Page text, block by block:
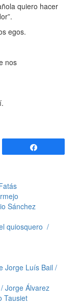
quiero hacer
egos.
nos
Sánchez
quiosquero /
Jorge Luís Bail /
Jorge Álvarez
Tausiet